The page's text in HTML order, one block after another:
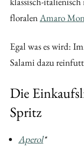
floralenAmaro
Egal was es wird:
Salami dazu
Die
Spritz
Aperol*